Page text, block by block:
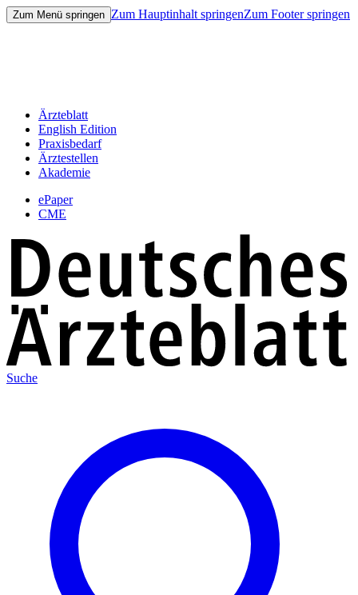
Zum Menü springen Zum Hauptinhalt springenZum Footer springen
Ärzteblatt
English Edition
Praxisbedarf
Ärztestellen
Akademie
ePaper
CME
Suche